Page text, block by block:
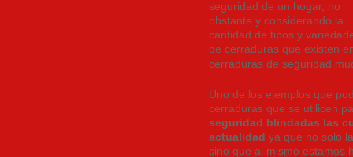
seguridad de un hogar, no
obstante y considerando la
cantidad de tipos y
de cerraduras que existen
cerraduras de seguridad
Uno de los ejemplos que
cerraduras que se utilicen
seguridad blindadas las
actualidad ya que no solo
sino que al mismo estamos